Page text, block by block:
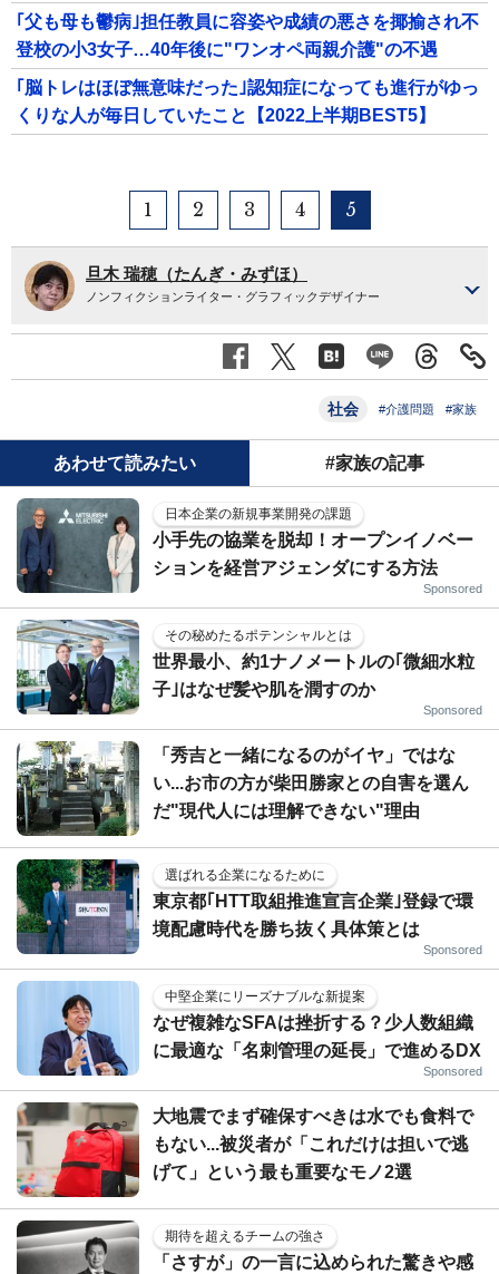
｢父も母も鬱病｣担任教員に容姿や成績の悪さを揶揄され不
登校の小3女子…40年後に"ワンオペ両親介護"の不遇
｢脳トレはほぼ無意味だった｣認知症になっても進行がゆっ
くりな人が毎日していたこと【2022上半期BEST5】
1 2 3 4 5
旦木 瑞穂（たんぎ・みずほ）
ノンフィクションライター・グラフィックデザイナー
社会 #介護問題 #家族
あわせて読みたい #家族の記事
日本企業の新規事業開発の課題
小手先の協業を脱却！オープンイノベー
ションを経営アジェンダにする方法
Sponsored
その秘めたるポテンシャルとは
世界最小、約1ナノメートルの｢微細水粒
子｣はなぜ髪や肌を潤すのか
Sponsored
「秀吉と一緒になるのがイヤ」ではな
い...お市の方が柴田勝家との自害を選ん
だ"現代人には理解できない"理由
選ばれる企業になるために
東京都｢HTT取組推進宣言企業｣登録で環
境配慮時代を勝ち抜く具体策とは
Sponsored
中堅企業にリーズナブルな新提案
なぜ複雑なSFAは挫折する？少人数組織
に最適な「名刺管理の延長」で進めるDX
Sponsored
大地震でまず確保すべきは水でも食料で
もない...被災者が「これだけは担いで逃
げて」という最も重要なモノ2選
期待を超えるチームの強さ
「さすが」の一言に込められた驚きや感